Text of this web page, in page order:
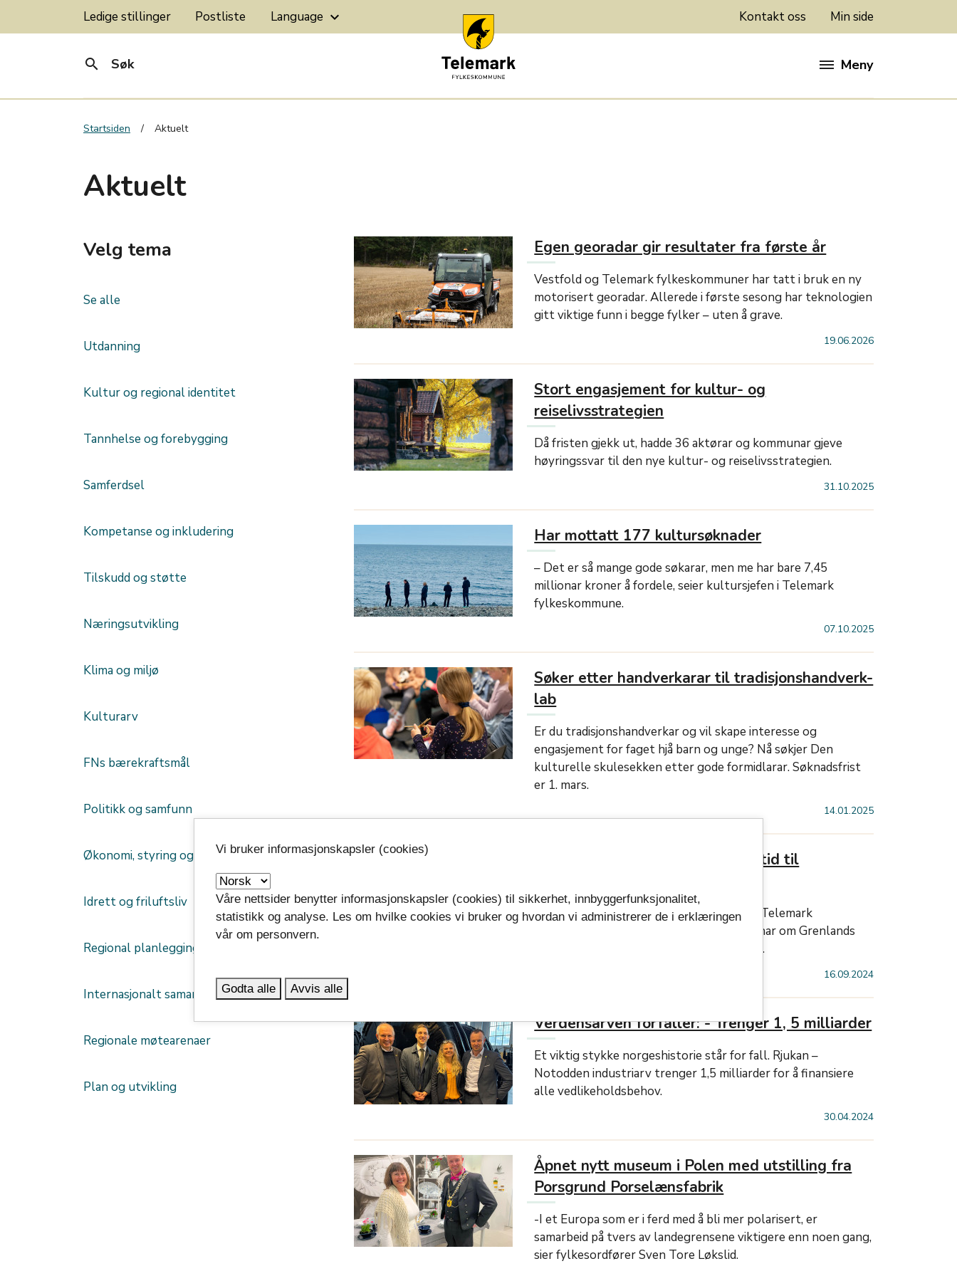
Ledige stillinger Postliste Language keyboard_arrow_down Kontakt oss Min side
search Søk Meny
Startsiden Aktuelt
Aktuelt
Velg tema
Se alle
Utdanning
Kultur og regional identitet
Tannhelse og forebygging
Samferdsel
Kompetanse og inkludering
Tilskudd og støtte
Næringsutvikling
Klima og miljø
Kulturarv
FNs bærekraftsmål
Politikk og samfunn
Økonomi, styring og eierskap
Idrett og friluftsliv
Regional planlegging
Internasjonalt samarbeid
Regionale møtearenaer
Plan og utvikling
Egen georadar gir resultater fra første år
Vestfold og Telemark fylkeskommuner har tatt i bruk en ny
motorisert georadar. Allerede i første sesong har teknologien
gitt viktige funn i begge fylker – uten å grave.
19.06.2026
Stort engasjement for kultur- og
reiselivsstrategien
Då fristen gjekk ut, hadde 36 aktørar og kommunar gjeve
høyringssvar til den nye kultur- og reiselivsstrategien.
31.10.2025
Har mottatt 177 kultursøknader
– Det er så mange gode søkarar, men me har bare 7,45
millionar kroner å fordele, seier kultursjefen i Telemark
fylkeskommune.
07.10.2025
Søker etter handverkarar til tradisjonshandverk-
lab
Er du tradisjonshandverkar og vil skape interesse og
engasjement for faget hjå barn og unge? Nå søkjer Den
kulturelle skulesekken etter gode formidlarar. Søknadsfrist
er 1. mars.
14.01.2025
Det eldste Grenland – fra vikingtid til
Telemark museum inviterer sammen med Telemark
fylkeskommune til et spennende fagseminar om Grenlands
eldste historie, fra vikingtid til middelalder.
16.09.2024
Verdensarven forfaller: - Trenger 1, 5 milliarder
Et viktig stykke norgeshistorie står for fall. Rjukan –
Notodden industriarv trenger 1,5 milliarder for å finansiere
alle vedlikeholdsbehov.
30.04.2024
Åpnet nytt museum i Polen med utstilling fra
Porsgrund Porselænsfabrik
-I et Europa som er i ferd med å bli mer polarisert, er
samarbeid på tvers av landegrensene viktigere enn noen gang,
sier fylkesordfører Sven Tore Løkslid.
Vi bruker informasjonskapsler (cookies)
Våre nettsider benytter informasjonskapsler (cookies) til sikkerhet, innbyggerfunksjonalitet,
statistikk og analyse. Les om hvilke cookies vi bruker og hvordan vi administrerer de i erklæringen
vår om personvern.
Godta alle Avvis alle